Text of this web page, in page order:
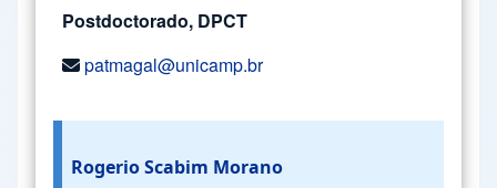
Postdoctorado, DPCT
patmagal@unicamp.br
Rogerio Scabim Morano